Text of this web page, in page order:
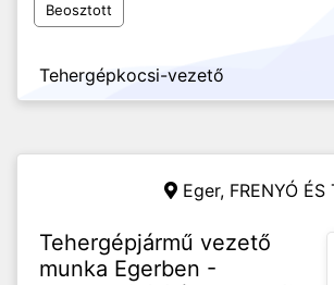
Beosztott
Tehergépkocsi-vezető
Eger, FRENYÓ ÉS
Tehergépjármű vezető
munka Egerben -